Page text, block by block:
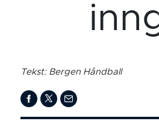
Tekst: Bergen Håndball